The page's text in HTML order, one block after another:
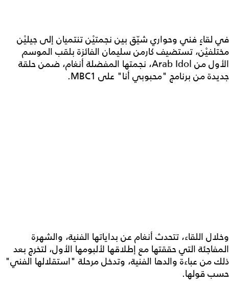
في لقاءٍ فني وحواري شيّق بين نجمتيْن تنتميان إلى جيليْن
مختلفيْن، تستضيف كارمن سليمان الفائزة بلقب الموسم
الأول من Arab Idol، نجمتها المفضلة أنغام، ضمن حلقة
جديدة من برنامج "محبوبي أنا" على MBC1.
وخلال اللقاء، تتحدث أنغام عن بداياتها الفنية، والشهرة
المفاجئة التي حققتها مع إطلاقها لألبومها الأول، لتخرج بعد
ذلك من عباءة والدها الفنية، وتدخل مرحلة "استقلالها الفني"
حسب قولها.